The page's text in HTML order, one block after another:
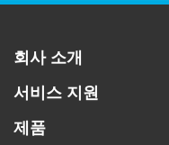
Color iQC-iMatch
Color iQC-iMatch
My X-Rite Information
Color iControl Sell
Color iMatch
회사 소개
서비스 지원
제품